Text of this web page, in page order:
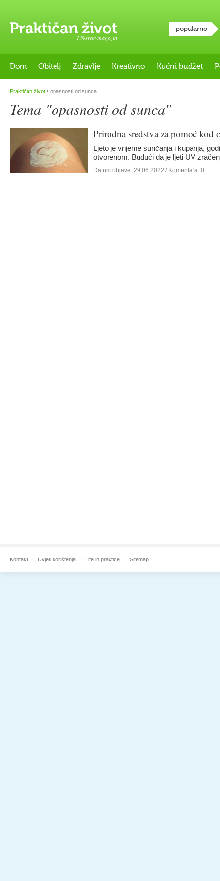
Lifestyle magazin
popularno
Dom Obitelj Zdravlje Kreativno Kućni budžet
Praktičan život › opasnosti od sunca
Tema "opasnosti od sunca"
Prirodna sredstva za pomoć kod
Ljeto je vrijeme sunčanja i kupanja,
otvorenom. Budući da je ljeti UV
Datum objave: 29.06.2022 / Komentara: 0
Kontakt Uvjeti korištenja Life in practice Sitemap